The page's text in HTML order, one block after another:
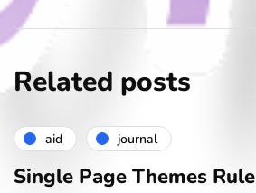
Related posts
aid journal
Single Page Themes Rule